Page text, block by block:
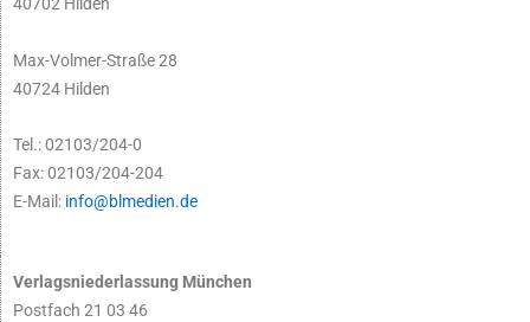
Max-Volmer-Straße 28
40724 Hilden
Tel.: 02103/204-0
Fax: 02103/204-204
E-Mail: info@blmedien.de
Verlagsniederlassung München
Postfach 21 03 46